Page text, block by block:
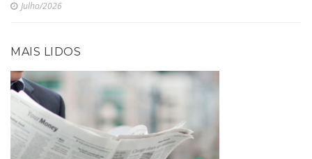
Julho/2026
MAIS LIDOS